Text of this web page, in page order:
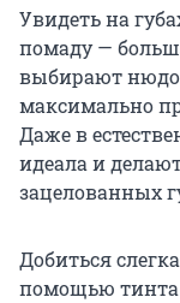
Увидеть на
помаду —
выбирают
максимально
Даже в
идеала и
зацелованных
Добиться
помощью